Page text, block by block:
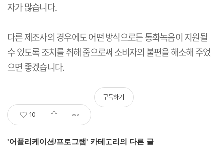
자가 많습니다.
다른 제조사의 경우에도 어떤 방식으로든 통화녹음이 지원될
수 있도록 조치를 취해 줌으로써 소비자의 불편을 해소해 주었
으면 좋겠습니다.
10
구독하기
'어플리케이션/프로그램' 카테고리의 다른 글